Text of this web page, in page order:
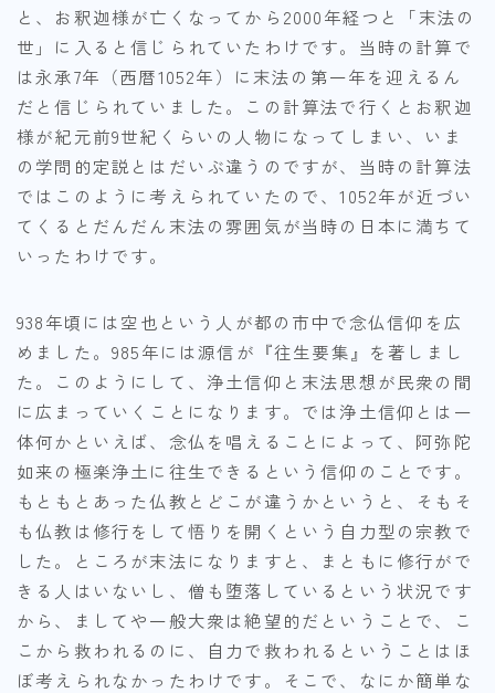
と、お釈迦様が亡くなってから2000年経つと「末法の
世」に入ると信じられていたわけです。当時の計算で
は永承7年（西暦1052年）に末法の第一年を迎えるん
だと信じられていました。この計算法で行くとお釈迦
様が紀元前9世紀くらいの人物になってしまい、いま
の学問的定説とはだいぶ違うのですが、当時の計算法
ではこのように考えられていたので、1052年が近づい
てくるとだんだん末法の雰囲気が当時の日本に満ちて
いったわけです。
938年頃には空也という人が都の市中で念仏信仰を広
めました。985年には源信が『往生要集』を著しまし
た。このようにして、浄土信仰と末法思想が民衆の間
に広まっていくことになります。では浄土信仰とは一
体何かといえば、念仏を唱えることによって、阿弥陀
如来の極楽浄土に往生できるという信仰のことです。
もともとあった仏教とどこが違うかというと、そもそ
も仏教は修行をして悟りを開くという自力型の宗教で
した。ところが末法になりますと、まともに修行がで
きる人はいないし、僧も堕落しているという状況です
から、ましてや一般大衆は絶望的だということで、こ
こから救われるのに、自力で救われるということはほ
ぼ考えられなかったわけです。そこで、なにか簡単な